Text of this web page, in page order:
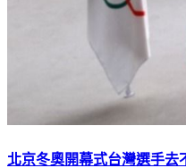
北京冬奧開幕式台灣選手